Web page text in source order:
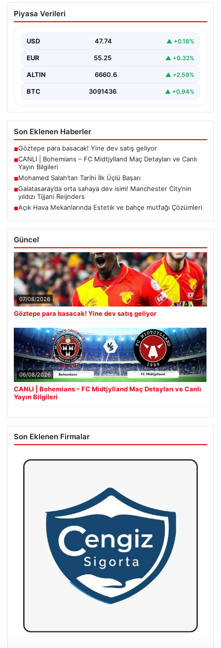
CANLI | Bohemians – FC Midtjylland
Maç Detayları ve Canlı Yayın Bilgileri
Ağustos 2026 tarihinde Dublin’deki Dalymount…
Piyasa Verileri
USD 47.74 ▲ +0.18%
EUR 55.25 ▲ +0.32%
ALTIN 6660.6 ▲ +2.59%
BTC 3091436 ▲ +0.94%
Son Eklenen Haberler
■Göztepe para basacak! Yine dev satış geliyor
■CANLI | Bohemians – FC Midtjylland Maç Detayları ve Canlı
Yayın Bilgileri
■Mohamed Salah’tan Tarihi İlk Üçlü Başarı
■Galatasaray’da orta sahaya dev isim! Manchester City’nin
yıldızı Tijjani Reijnders
■Açık Hava Mekanlarında Estetik ve bahçe mutfağı Çözümleri
Güncel
07/08/2026
Göztepe para basacak! Yine dev satış geliyor
06/08/2026
CANLI | Bohemians – FC Midtjylland Maç Detayları ve Canlı
Yayın Bilgileri
Son Eklenen Firmalar